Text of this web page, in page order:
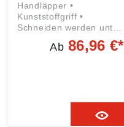
Handläpper •
Kunststoffgriff •
Schneiden werden unter
einem Winkel von 25°–
45° abgezogen • Zum
Schneiden von
Ab86,96 €*